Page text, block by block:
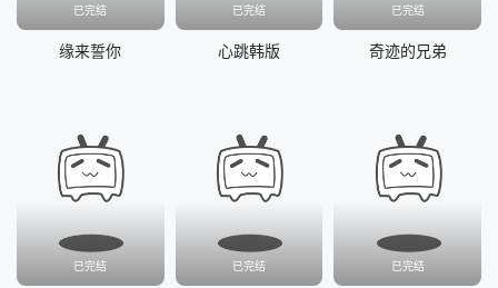
已完结
缘来誓你
已完结
心跳韩版
已完结
奇迹的兄弟
已完结 已完结 已完结